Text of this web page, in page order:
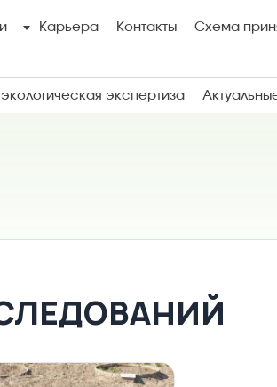
Карьера Контакты Схема
экологическая экспертиза